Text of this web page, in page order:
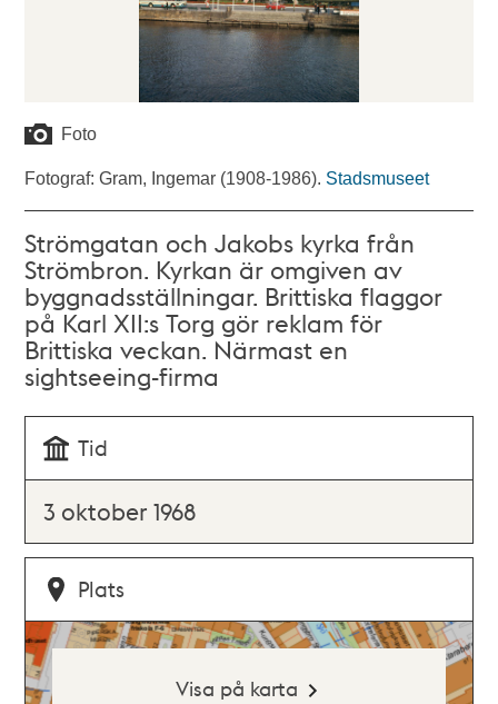
Foto
Fotograf: Gram, Ingemar (1908-1986). Stadsmuseet
Strömgatan och Jakobs kyrka från
Strömbron. Kyrkan är omgiven av
byggnadsställningar. Brittiska flaggor
på Karl XII:s Torg gör reklam för
Brittiska veckan. Närmast en
sightseeing-firma
Tid
3 oktober 1968
Plats
Visa på karta